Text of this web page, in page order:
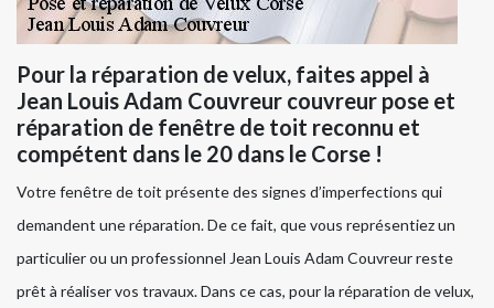
Pour la réparation de velux, faites appel à
Jean Louis Adam Couvreur couvreur pose et
réparation de fenêtre de toit reconnu et
compétent dans le 20 dans le Corse !
Votre fenêtre de toit présente des signes d’imperfections qui
demandent une réparation. De ce fait, que vous représentiez un
particulier ou un professionnel Jean Louis Adam Couvreur reste
prêt à réaliser vos travaux. Dans ce cas, pour la réparation de velux,